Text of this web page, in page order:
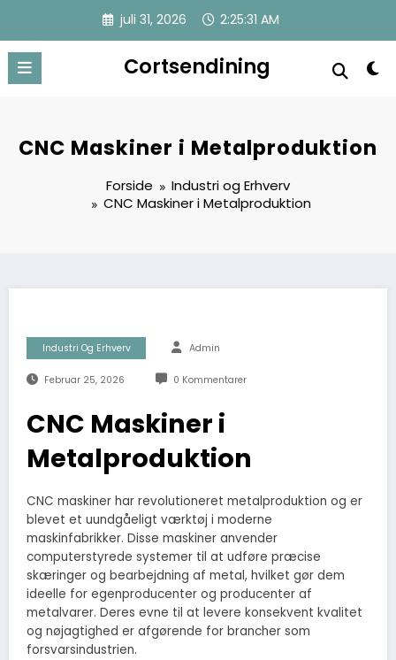
indhold
juli 31, 2026 2:25:32 AM
Cortsendining
CNC Maskiner i Metalproduktion
Forside
Industri og Erhverv
CNC Maskiner i Metalproduktion
Industri Og Erhverv Admin
Februar 25, 2026 0 Kommentarer
CNC Maskiner i
Metalproduktion
CNC maskiner har revolutioneret metalproduktion og er
blevet et uundgåeligt værktøj i moderne
maskinfabrikker. Disse maskiner anvender
computerstyrede systemer til at udføre præcise
skæringer og bearbejdning af metal, hvilket gør dem
ideelle for egenproducenter og producenter af
metalvarer. Deres evne til at levere konsekvent kvalitet
og nøjagtighed er afgørende for brancher som
forsvarsindustrien.